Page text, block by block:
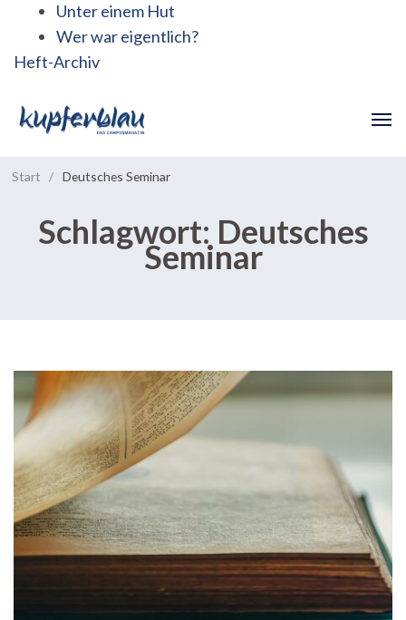
Unter einem Hut
Wer war eigentlich?
Heft-Archiv
Start / Deutsches Seminar
Schlagwort: Deutsches
Seminar